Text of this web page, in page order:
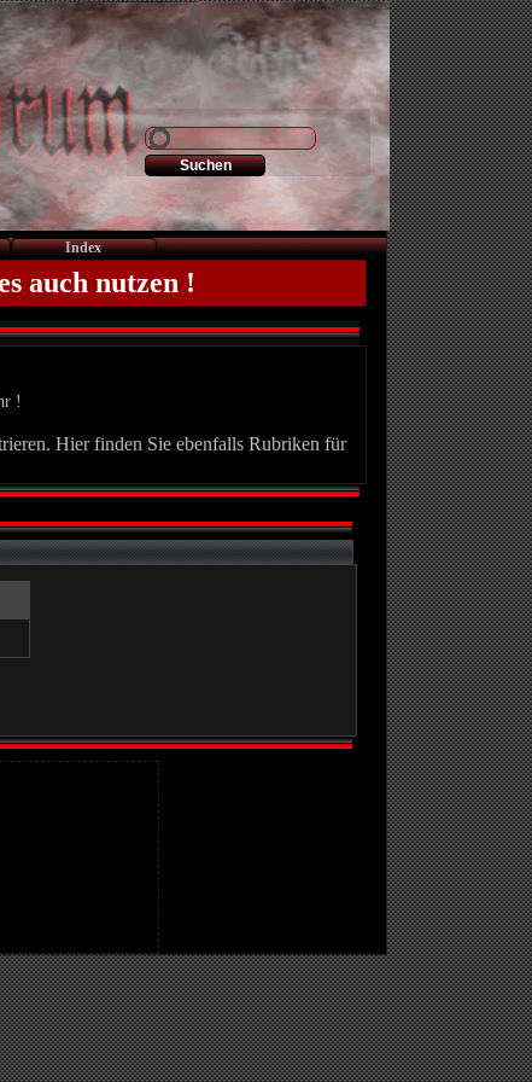
Index
auch nutzen !
!
Hier finden Sie ebenfalls Rubriken für